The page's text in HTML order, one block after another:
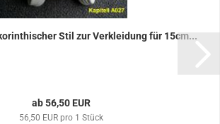
Stil zur Ver­klei­dung für 15cm...
ab 56,50 EUR
56,50 EUR pro 1 Stück